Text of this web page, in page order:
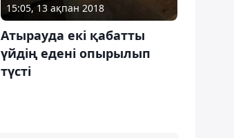
15:05, 13 ақпан 2018
Атырауда екі қабатты
үйдің едені опырылып
түсті